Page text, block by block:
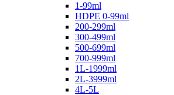
1-99ml
HDPE 0-99ml
200-299ml
300-499ml
500-699ml
700-999ml
1L-1999ml
2L-3999ml
4L-5L